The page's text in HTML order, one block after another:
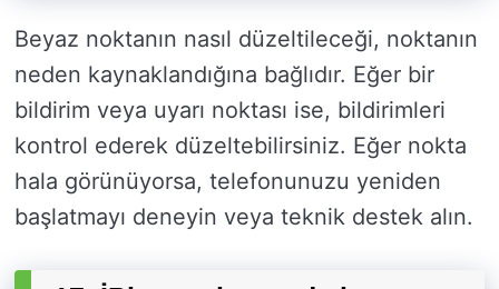
Beyaz noktanın nasıl düzeltileceği, noktanın
neden kaynaklandığına bağlıdır. Eğer bir
bildirim veya uyarı noktası ise, bildirimleri
kontrol ederek düzeltebilirsiniz. Eğer nokta
hala görünüyorsa, telefonunuzu yeniden
başlatmayı deneyin veya teknik destek alın.